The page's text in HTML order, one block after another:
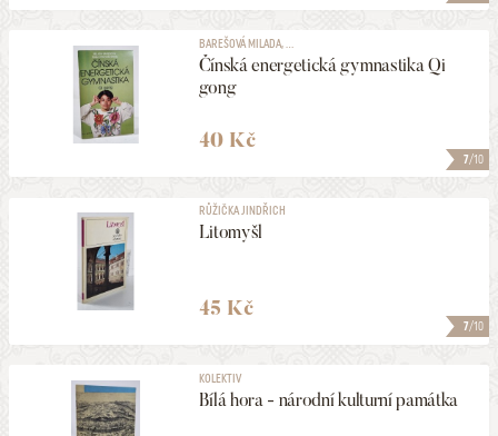
7/10
BAREŠOVÁ MILADA, ...
Čínská energetická gymnastika Qi
gong
40 Kč
7/10
RŮŽIČKA JINDŘICH
Litomyšl
45 Kč
KOLEKTIV
Bílá hora - národní kulturní památka